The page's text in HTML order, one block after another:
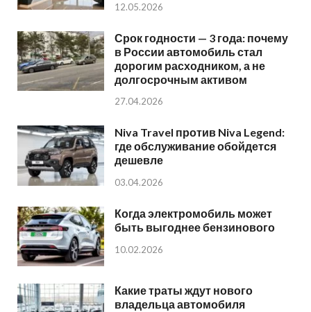
12.05.2026
Срок годности — 3 года: почему
в России автомобиль стал
дорогим расходником, а не
долгосрочным активом
27.04.2026
Niva Travel против Niva Legend:
где обслуживание обойдется
дешевле
03.04.2026
Когда электромобиль может
быть выгоднее бензинового
10.02.2026
Какие траты ждут нового
владельца автомобиля